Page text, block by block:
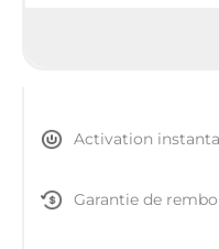
Activation
Garantie de